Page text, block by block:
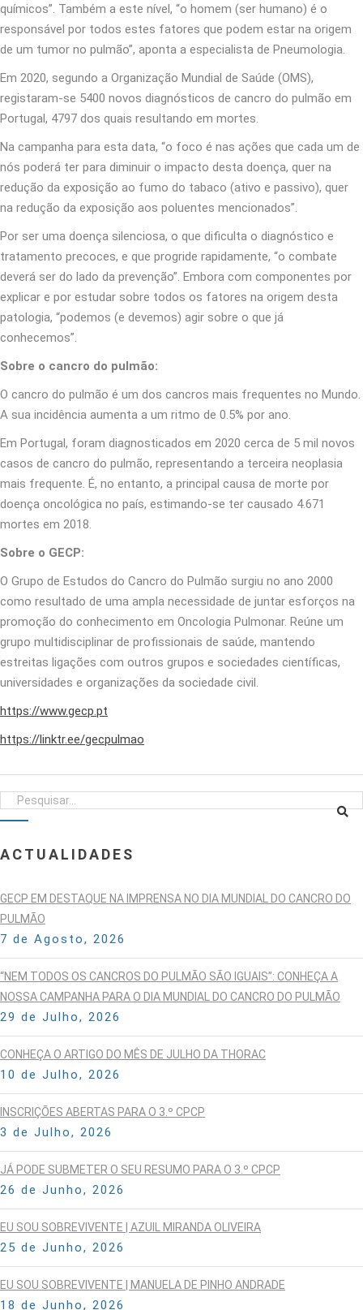
químicos”. Também a este nível, “o homem (ser humano) é o
responsável por todos estes fatores que podem estar na origem
de um tumor no pulmão”, aponta a especialista de Pneumologia.
Em 2020, segundo a Organização Mundial de Saúde (OMS),
registaram-se 5400 novos diagnósticos de cancro do pulmão em
Portugal, 4797 dos quais resultando em mortes.
Na campanha para esta data, “o foco é nas ações que cada um de
nós poderá ter para diminuir o impacto desta doença, quer na
redução da exposição ao fumo do tabaco (ativo e passivo), quer
na redução da exposição aos poluentes mencionados”.
Por ser uma doença silenciosa, o que dificulta o diagnóstico e
tratamento precoces, e que progride rapidamente, “o combate
deverá ser do lado da prevenção”. Embora com componentes por
explicar e por estudar sobre todos os fatores na origem desta
patologia, “podemos (e devemos) agir sobre o que já
conhecemos”.
Sobre o cancro do pulmão:
O cancro do pulmão é um dos cancros mais frequentes no Mundo.
A sua incidência aumenta a um ritmo de 0.5% por ano.
Em Portugal, foram diagnosticados em 2020 cerca de 5 mil novos
casos de cancro do pulmão, representando a terceira neoplasia
mais frequente. É, no entanto, a principal causa de morte por
doença oncológica no país, estimando-se ter causado 4.671
mortes em 2018.
Sobre o GECP:
O Grupo de Estudos do Cancro do Pulmão surgiu no ano 2000
como resultado de uma ampla necessidade de juntar esforços na
promoção do conhecimento em Oncologia Pulmonar. Reúne um
grupo multidisciplinar de profissionais de saúde, mantendo
estreitas ligações com outros grupos e sociedades científicas,
universidades e organizações da sociedade civil.
https://www.gecp.pt
https://linktr.ee/gecpulmao
ACTUALIDADES
GECP EM DESTAQUE NA IMPRENSA NO DIA MUNDIAL DO CANCRO DO
PULMÃO
7 de Agosto, 2026
“NEM TODOS OS CANCROS DO PULMÃO SÃO IGUAIS”: CONHEÇA A
NOSSA CAMPANHA PARA O DIA MUNDIAL DO CANCRO DO PULMÃO
29 de Julho, 2026
CONHEÇA O ARTIGO DO MÊS DE JULHO DA THORAC
10 de Julho, 2026
INSCRIÇÕES ABERTAS PARA O 3.º CPCP
3 de Julho, 2026
JÁ PODE SUBMETER O SEU RESUMO PARA O 3.º CPCP
26 de Junho, 2026
EU SOU SOBREVIVENTE | AZUIL MIRANDA OLIVEIRA
25 de Junho, 2026
EU SOU SOBREVIVENTE | MANUELA DE PINHO ANDRADE
18 de Junho, 2026